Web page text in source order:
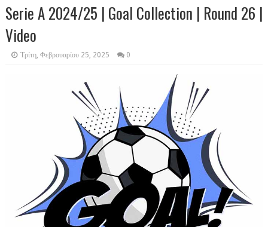
Serie A 2024/25 | Goal Collection | Round 26 |
Video
Τρίτη, Φεβρουαρίου 25, 2025 0